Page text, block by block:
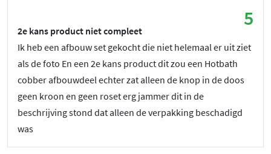
5
2e kans product niet compleet
Ik heb een afbouw set gekocht die niet helemaal er uit ziet
als de foto En een 2e kans product dit zou een Hotbath
cobber afbouwdeel echter zat alleen de knop in de doos
geen kroon en geen roset erg jammer dit in de
beschrijving stond dat alleen de verpakking beschadigd
was